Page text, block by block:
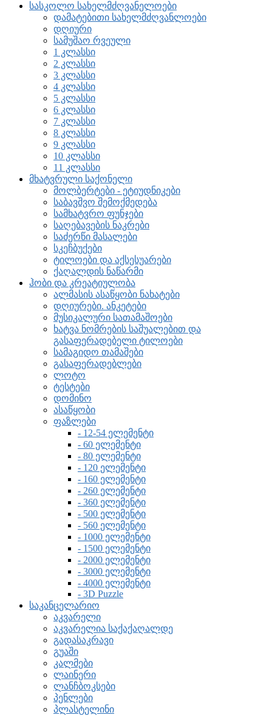
სასკოლო სახელმძღვანელოები
დამატებითი სახელმძღვანლოები
დღიური
სამუშაო რვეული
1 კლასსი
2 კლასსი
3 კლასსი
4 კლასსი
5 კლასსი
6 კლასსი
7 კლასსი
8 კლასსი
9 კლასსი
10 კლასსი
11 კლასსი
მხატვრული საქონელი
მოლბერტები - ეტიუდნიკები
საბავშვო შემოქმედება
სამხატვრო ფუნჯები
საღებავების ნაკრები
საძერწი მასალები
სკეჩბუქები
ტილოები და აქსესუარები
ქაღალდის ნაწარმი
ჰობი და კრეატიულობა
ალმასის ასაწყობი ნახატები
დღიურები. ანკეტები
მუსიკალური სათამაშოები
ხატვა ნომრების საშუალებით და
გასაფერადებელი ტილოები
სამაგიდო თამაშები
გასაფერადებლები
ლოტო
ტესტები
დომინო
ასაწყობი
ფაზლები
- 12-54 ელემენტი
- 60 ელემენტი
- 80 ელემენტი
- 120 ელემენტი
- 160 ელემენტი
- 260 ელემენტი
- 360 ელემენტი
- 500 ელემენტი
- 560 ელემენტი
- 1000 ელემენტი
- 1500 ელემენტი
- 2000 ელემენტი
- 3000 ელემენტი
- 4000 ელემენტი
- 3D Puzzle
საკანცელარიო
აკვარელი
აკვარელია საქაქაღალდე
გადასაკრავი
გუაში
კალმები
ლაინერი
ლანჩბოკსები
პენლები
პლასტელინი